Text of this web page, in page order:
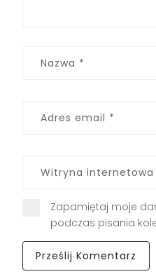
Zapamiętaj moje
podczas pisania